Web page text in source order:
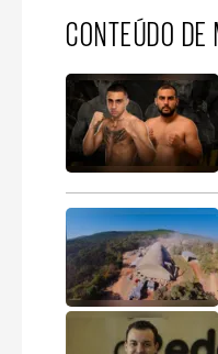
CONTEÚDO DE